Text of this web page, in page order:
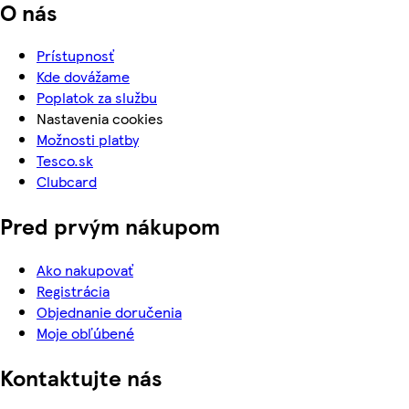
O nás
Prístupnosť
Kde dovážame
Poplatok za službu
Nastavenia cookies
Možnosti platby
Tesco.sk
Clubcard
Pred prvým nákupom
Ako nakupovať
Registrácia
Objednanie doručenia
Moje obľúbené
Kontaktujte nás